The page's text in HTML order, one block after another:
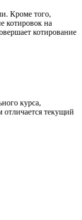
Кроме того,
котировок на
котирование
курса,
текущий